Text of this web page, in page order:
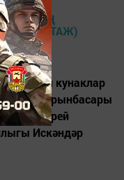
36нчы
кунаклар
урынбасары
Андрей
Искәндәр